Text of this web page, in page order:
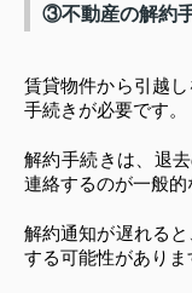
③不動産の解約
賃貸物件から引越
手続きが必要です。
解約手続きは、退
連絡するのが一般的
解約通知が遅れる
する可能性がありま